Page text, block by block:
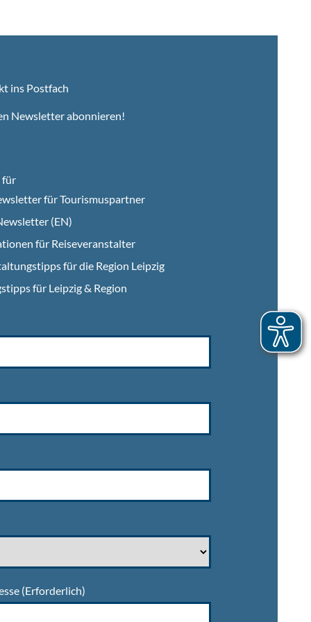
ins Postfach
Newsletter abonnieren!
für
für Tourismuspartner
(EN)
für Reiseveranstalter
für die Region Leipzig
für Leipzig & Region
(Erforderlich)